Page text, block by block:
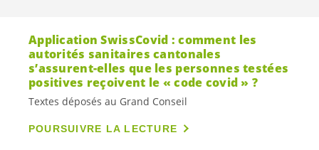
Application SwissCovid : comment les
autorités sanitaires cantonales
s’assurent-elles que les personnes testées
positives reçoivent le « code covid » ?
Textes déposés au Grand Conseil
POURSUIVRE LA LECTURE